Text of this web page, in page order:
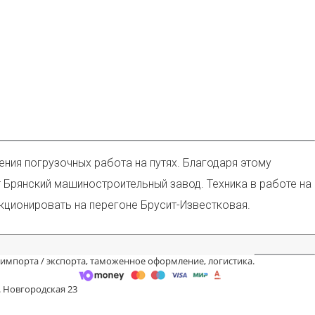
погрузочных работа на путях. Благодаря этому
машиностроительный завод. Техника в работе на
на перегоне Брусит-Известковая.
/ экспорта, таможенное оформление, логистика.
Новгородская 23